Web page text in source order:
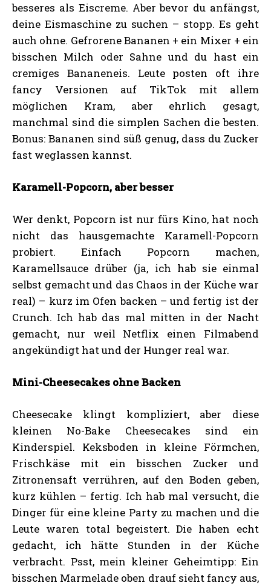
besseres als Eiscreme. Aber bevor du anfängst,
deine Eismaschine zu suchen – stopp. Es geht
auch ohne. Gefrorene Bananen + ein Mixer + ein
bisschen Milch oder Sahne und du hast ein
cremiges Bananeneis. Leute posten oft ihre
fancy Versionen auf TikTok mit allem
möglichen Kram, aber ehrlich gesagt,
manchmal sind die simplen Sachen die besten.
Bonus: Bananen sind süß genug, dass du Zucker
fast weglassen kannst.
Karamell-Popcorn, aber besser
Wer denkt, Popcorn ist nur fürs Kino, hat noch
nicht das hausgemachte Karamell-Popcorn
probiert. Einfach Popcorn machen,
Karamellsauce drüber (ja, ich hab sie einmal
selbst gemacht und das Chaos in der Küche war
real) – kurz im Ofen backen – und fertig ist der
Crunch. Ich hab das mal mitten in der Nacht
gemacht, nur weil Netflix einen Filmabend
angekündigt hat und der Hunger real war.
Mini-Cheesecakes ohne Backen
Cheesecake klingt kompliziert, aber diese
kleinen No-Bake Cheesecakes sind ein
Kinderspiel. Keksboden in kleine Förmchen,
Frischkäse mit ein bisschen Zucker und
Zitronensaft verrühren, auf den Boden geben,
kurz kühlen – fertig. Ich hab mal versucht, die
Dinger für eine kleine Party zu machen und die
Leute waren total begeistert. Die haben echt
gedacht, ich hätte Stunden in der Küche
verbracht. Psst, mein kleiner Geheimtipp: Ein
bisschen Marmelade oben drauf sieht fancy aus,